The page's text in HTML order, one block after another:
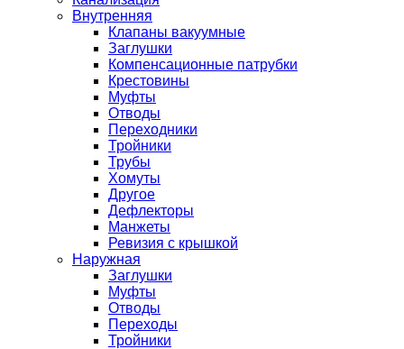
Внутренняя
Клапаны вакуумные
Заглушки
Компенсационные патрубки
Крестовины
Муфты
Отводы
Переходники
Тройники
Трубы
Хомуты
Другое
Дефлекторы
Манжеты
Ревизия с крышкой
Наружная
Заглушки
Муфты
Отводы
Переходы
Тройники